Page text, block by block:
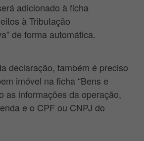
adicionado à ficha
à Tributação
de forma automática.
declaração, também é preciso
imóvel na ficha “Bens e
as informações da operação,
e o CPF ou CNPJ do